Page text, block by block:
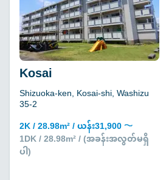
Kosai
Shizuoka-ken, Kosai-shi, Washizu
35-2
2K / 28.98m² / ယန်း31,900 〜
1DK / 28.98m² / (အခန်းအလွတ်မရှိ
ပါ)